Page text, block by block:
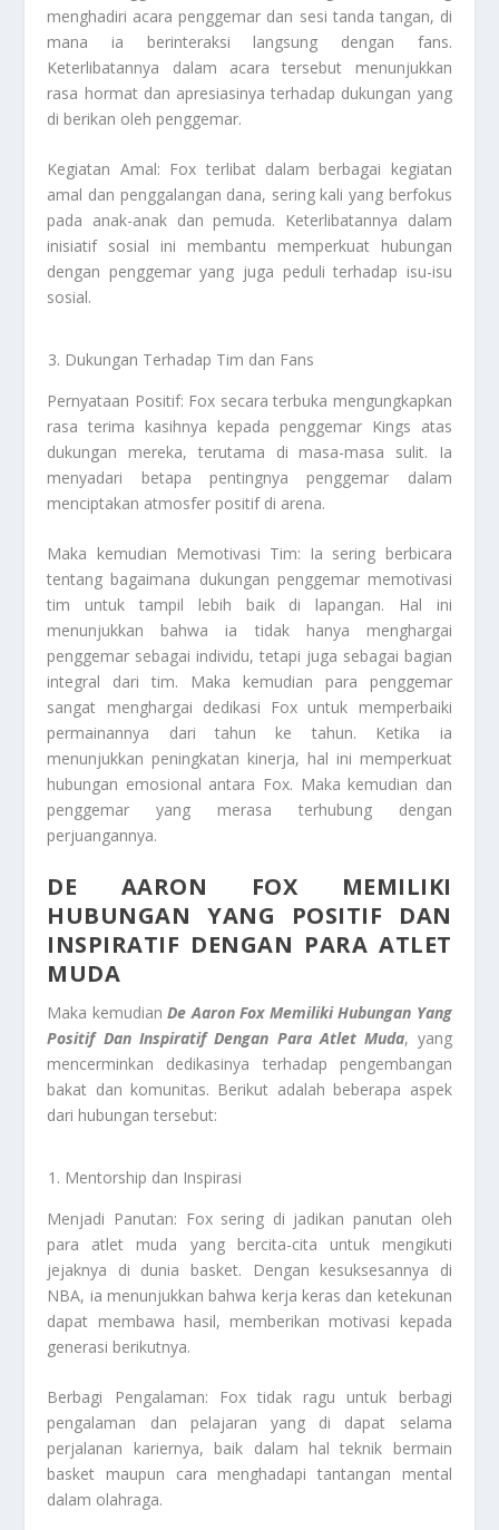
menghadiri acara penggemar dan sesi tanda tangan, di
mana ia berinteraksi langsung dengan fans.
Keterlibatannya dalam acara tersebut menunjukkan
rasa hormat dan apresiasinya terhadap dukungan yang
di berikan oleh penggemar.
Kegiatan Amal: Fox terlibat dalam berbagai kegiatan
amal dan penggalangan dana, sering kali yang berfokus
pada anak-anak dan pemuda. Keterlibatannya dalam
inisiatif sosial ini membantu memperkuat hubungan
dengan penggemar yang juga peduli terhadap isu-isu
sosial.
Dukungan Terhadap Tim dan Fans
Pernyataan Positif: Fox secara terbuka mengungkapkan
rasa terima kasihnya kepada penggemar Kings atas
dukungan mereka, terutama di masa-masa sulit. Ia
menyadari betapa pentingnya penggemar dalam
menciptakan atmosfer positif di arena.
Maka kemudian Memotivasi Tim: Ia sering berbicara
tentang bagaimana dukungan penggemar memotivasi
tim untuk tampil lebih baik di lapangan. Hal ini
menunjukkan bahwa ia tidak hanya menghargai
penggemar sebagai individu, tetapi juga sebagai bagian
integral dari tim. Maka kemudian para penggemar
sangat menghargai dedikasi Fox untuk memperbaiki
permainannya dari tahun ke tahun. Ketika ia
menunjukkan peningkatan kinerja, hal ini memperkuat
hubungan emosional antara Fox. Maka kemudian dan
penggemar yang merasa terhubung dengan
perjuangannya.
DE AARON FOX MEMILIKI
HUBUNGAN YANG POSITIF DAN
INSPIRATIF DENGAN PARA ATLET
MUDA
Maka kemudianDe Aaron Fox Memiliki Hubungan Yang
Positif Dan Inspiratif Dengan Para Atlet Muda, yang
mencerminkan dedikasinya terhadap pengembangan
bakat dan komunitas. Berikut adalah beberapa aspek
dari hubungan tersebut:
Mentorship dan Inspirasi
Menjadi Panutan: Fox sering di jadikan panutan oleh
para atlet muda yang bercita-cita untuk mengikuti
jejaknya di dunia basket. Dengan kesuksesannya di
NBA, ia menunjukkan bahwa kerja keras dan ketekunan
dapat membawa hasil, memberikan motivasi kepada
generasi berikutnya.
Berbagi Pengalaman: Fox tidak ragu untuk berbagi
pengalaman dan pelajaran yang di dapat selama
perjalanan kariernya, baik dalam hal teknik bermain
basket maupun cara menghadapi tantangan mental
dalam olahraga.